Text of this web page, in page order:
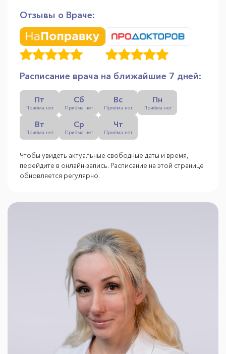
Отзывы о Враче:
Расписание врача на ближайшие 7 дней:
Пт
Приёма нет
Сб
Приёма нет
Вс
Приёма нет
Пн
Приёма нет
Вт
Приёма нет
Ср
Приёма нет
Чт
Приёма нет
Чтобы увидеть актуальные свободные даты и время,
перейдите в онлайн-запись. Расписание на этой странице
обновляется регулярно.